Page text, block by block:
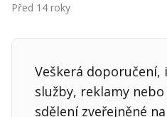
Obchodní podmínky
Před 14 roky
Veškerá doporučení,
služby, reklamy
sdělení zveřejněné